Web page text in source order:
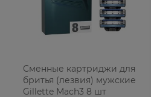
Сменные картриджи для
бритья (лезвия) мужские
Gillette Mach3 8 шт